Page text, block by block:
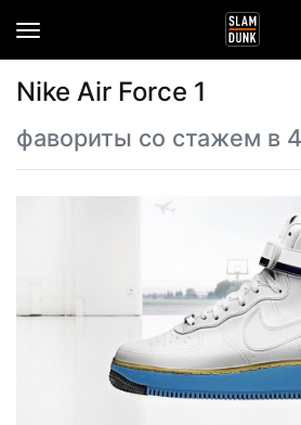
Nike Air Force 1
фавориты со стажем в